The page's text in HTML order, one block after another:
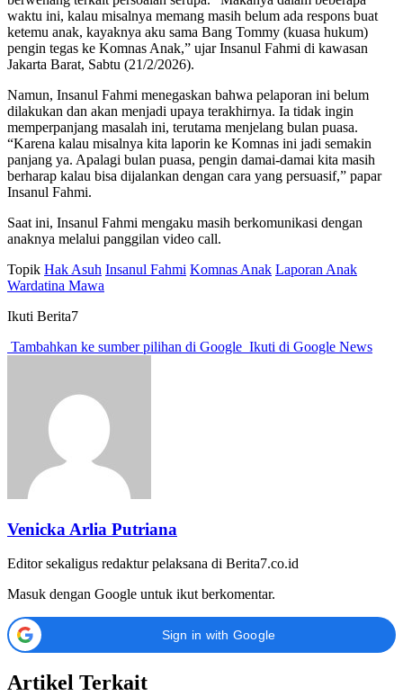
waktu ini, kalau misalnya memang masih belum ada respons buat
ketemu anak, kayaknya aku sama Bang Tommy (kuasa hukum)
pengin tegas ke Komnas Anak,” ujar Insanul Fahmi di kawasan
Jakarta Barat, Sabtu (21/2/2026).
Namun, Insanul Fahmi menegaskan bahwa pelaporan ini belum
dilakukan dan akan menjadi upaya terakhirnya. Ia tidak ingin
memperpanjang masalah ini, terutama menjelang bulan puasa.
“Karena kalau misalnya kita laporin ke Komnas ini jadi semakin
panjang ya. Apalagi bulan puasa, pengin damai-damai kita masih
berharap kalau bisa dijalankan dengan cara yang persuasif,” papar
Insanul Fahmi.
Saat ini, Insanul Fahmi mengaku masih berkomunikasi dengan
anaknya melalui panggilan video call.
Topik Hak Asuh Insanul Fahmi Komnas Anak Laporan Anak
Wardatina Mawa
Ikuti Berita7
Tambahkan ke sumber pilihan di Google Ikuti di Google News
Venicka Arlia Putriana
Editor sekaligus redaktur pelaksana di Berita7.co.id
Masuk dengan Google untuk ikut berkomentar.
Sign in with Google
Artikel Terkait